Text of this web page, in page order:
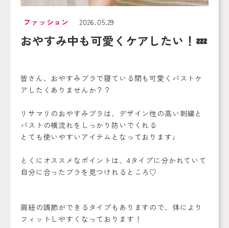
ファッション 2026.05.29
おやすみ中も可愛くケアしたい！💤
皆さん、おやすみブラで寝ている間も可愛くバストケ
アしたくありませんか？？
リサマリのおやすみブラは、デザイン性の高い刺繍と
バストの横流れをしっかり防いでくれる
とても使いやすいアイテムとなっております♩
とくにオススメなポイントは、4タイプに分かれていて
自分に合ったブラを見つけれるところ♡
肩紐の調節ができるタイプもありますので、体により
フィットしやすくなっております！